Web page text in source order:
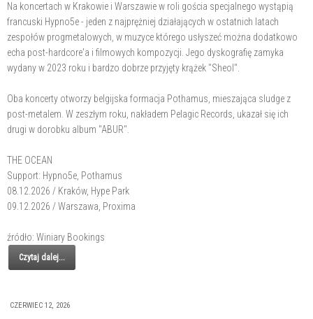
Na koncertach w Krakowie i Warszawie w roli gościa specjalnego wystąpią
francuski Hypno5e - jeden z najprężniej działających w ostatnich latach
zespołów progmetalowych, w muzyce którego usłyszeć można dodatkowo
echa post-hardcore'a i filmowych kompozycji. Jego dyskografię zamyka
wydany w 2023 roku i bardzo dobrze przyjęty krążek "Sheol".
Oba koncerty otworzy belgijska formacja Pothamus, mieszająca sludge z
post-metalem. W zeszłym roku, nakładem Pelagic Records, ukazał się ich
drugi w dorobku album "ABUR".
THE OCEAN
Support: Hypno5e, Pothamus
08.12.2026 / Kraków, Hype Park
09.12.2026 / Warszawa, Proxima
źródło: Winiary Bookings
Czytaj dalej...
CZERWIEC 12, 2026